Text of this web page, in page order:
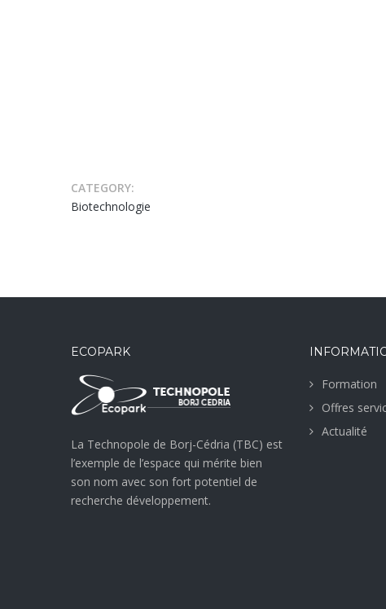
CATEGORY:
Biotechnologie
ECOPARK
La Technopole de Borj-Cédria (TBC) est
l’exemple de l’espace qui mérite bien
son nom avec son fort potentiel de
recherche développement.
Formation
Offres
Actualité